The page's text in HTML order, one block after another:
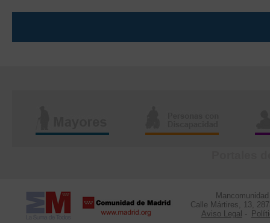
Calle Mártires, 13,
Aviso Legal -